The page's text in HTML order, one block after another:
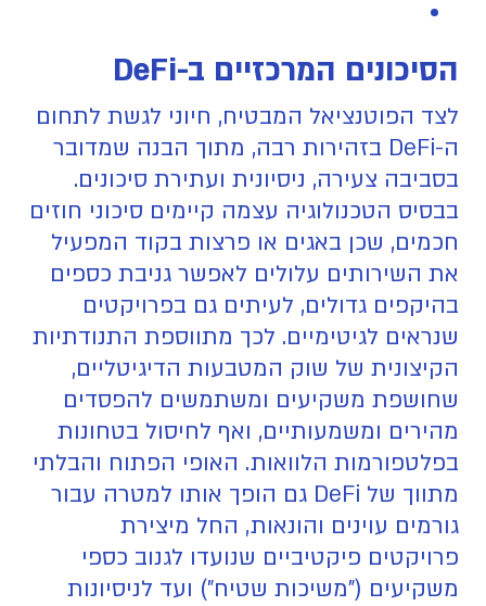
הסיכונים המרכזיים ב-DeFi
לצד הפוטנציאל המבטיח, חיוני לגשת לתחום
ה-DeFi בזהירות רבה, מתוך הבנה שמדובר
בסביבה צעירה, ניסיונית ועתירת סיכונים.
בבסיס הטכנולוגיה עצמה קיימים סיכוני חוזים
חכמים, שכן באגים או פרצות בקוד המפעיל
את השירותים עלולים לאפשר גניבת כספים
בהיקפים גדולים, לעיתים גם בפרויקטים
שנראים לגיטימיים. לכך מתווספת התנודתיות
הקיצונית של שוק המטבעות הדיגיטליים,
שחושפת משקיעים ומשתמשים להפסדים
מהירים ומשמעותיים, ואף לחיסול בטחונות
בפלטפורמות הלוואות. האופי הפתוח והבלתי
מתווך של DeFi גם הופך אותו למטרה עבור
גורמים עוינים והונאות, החל מיצירת
פרויקטים פיקטיביים שנועדו לגנוב כספי
משקיעים ("משיכות שטיח") ועד לניסיונות